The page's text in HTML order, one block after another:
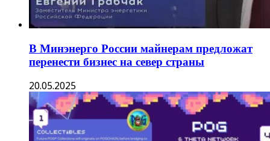
В Минэнерго России майнерам предложат
перенести бизнес на север страны
20.05.2025